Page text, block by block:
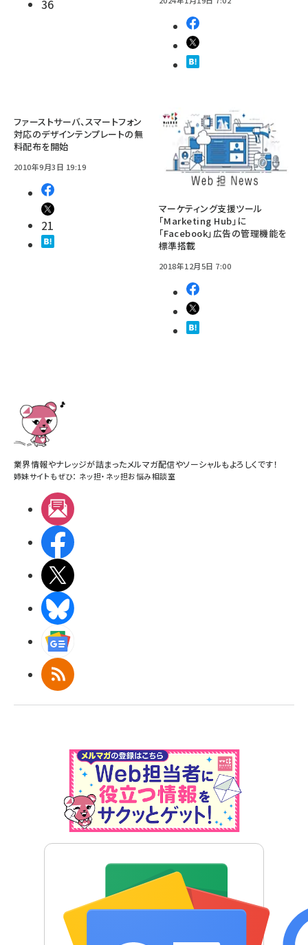
36
ファーストサーバ、スマートフォン
対応のデザインテンプレートの無
料配布を開始
2010年9月3日 19:19
21
マーケティング支援ツール
「Marketing Hub」に
「Facebook」広告の管理機能を
標準搭載
2018年12月5日 7:00
業界情報やナレッジが詰まったメルマガ配信やソーシャルもよろしくです！
姉妹サイトもぜひ： ネッ担・ ネッ担お悩み相談室
RSS